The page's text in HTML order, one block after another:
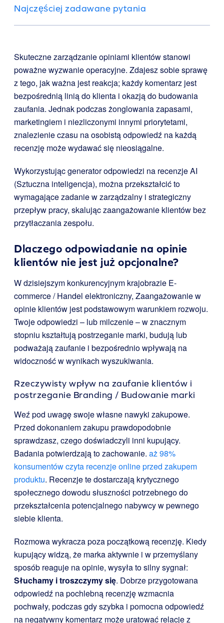
Najczęściej zadawane pytania
Skuteczne zarządzanie opiniami klientów stanowi
poważne wyzwanie operacyjne. Zdajesz sobie sprawę
z tego, jak ważna jest reakcja; każdy komentarz jest
bezpośrednią linią do klienta i okazją do budowania
zaufania. Jednak podczas żonglowania zapasami,
marketingiem i niezliczonymi innymi priorytetami,
znalezienie czasu na osobistą odpowiedź na każdą
recenzję może wydawać się nieosiągalne.
Wykorzystując generator odpowiedzi na recenzje AI
(Sztuczna inteligencja), można przekształcić to
wymagające zadanie w zarządzalny i strategiczny
przepływ pracy, skalując zaangażowanie klientów bez
przytłaczania zespołu.
Dlaczego odpowiadanie na opinie
klientów nie jest już opcjonalne?
W dzisiejszym konkurencyjnym krajobrazie E-
commerce / Handel elektroniczny, Zaangażowanie w
opinie klientów jest podstawowym warunkiem rozwoju.
Twoje odpowiedzi – lub milczenie – w znacznym
stopniu kształtują postrzeganie marki, budują lub
podważają zaufanie i bezpośrednio wpływają na
widoczność w wynikach wyszukiwania.
Rzeczywisty wpływ na zaufanie klientów i
postrzeganie Branding / Budowanie marki
Weź pod uwagę swoje własne nawyki zakupowe.
Przed dokonaniem zakupu prawdopodobnie
sprawdzasz, czego doświadczyli inni kupujący.
Badania potwierdzają to zachowanie. aż 98%
konsumentów czyta recenzje online przed zakupem
produktu. Recenzje te dostarczają krytycznego
społecznego dowodu słuszności potrzebnego do
przekształcenia potencjalnego nabywcy w pewnego
siebie klienta.
Rozmowa wykracza poza początkową recenzję. Kiedy
kupujący widzą, że marka aktywnie i w przemyślany
sposób reaguje na opinie, wysyła to silny sygnał:
Słuchamy i troszczymy się. Dobrze przygotowana
odpowiedź na pochlebną recenzję wzmacnia
pochwały, podczas gdy szybka i pomocna odpowiedź
na negatywny komentarz może uratować relacje z